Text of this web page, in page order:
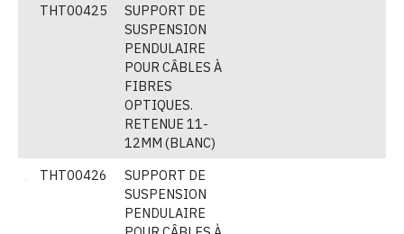
THT00425
SUPPORT DE
SUSPENSION
PENDULAIRE
POUR CÂBLES À
FIBRES
OPTIQUES.
RETENUE 11-
12MM (BLANC)
THT00426
SUPPORT DE
SUSPENSION
PENDULAIRE